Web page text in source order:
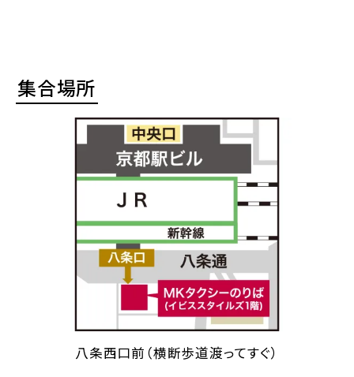
集合場所
八条西口前（横断歩道渡ってすぐ）